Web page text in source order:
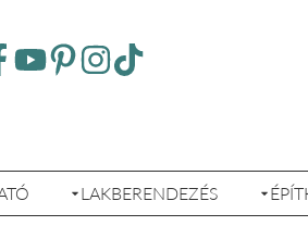
LAKBERENDEZÉS